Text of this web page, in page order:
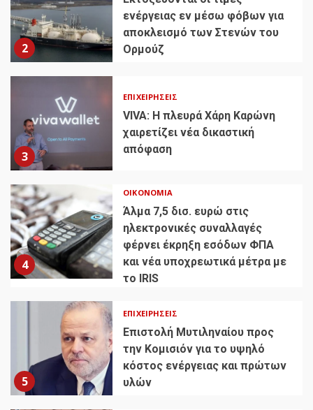
2
ενέργειας εν μέσω φόβων για
αποκλεισμό των Στενών του
Ορμούζ
3
ΕΠΙΧΕΙΡΉΣΕΙΣ
VIVA: Η πλευρά Χάρη Καρώνη
χαιρετίζει νέα δικαστική
απόφαση
4
ΟΙΚΟΝΟΜΊΑ
Άλμα 7,5 δισ. ευρώ στις
ηλεκτρονικές συναλλαγές
φέρνει έκρηξη εσόδων ΦΠΑ
και νέα υποχρεωτικά μέτρα με
το IRIS
5
ΕΠΙΧΕΙΡΉΣΕΙΣ
Επιστολή Μυτιληναίου προς
την Κομισιόν για το υψηλό
κόστος ενέργειας και πρώτων
υλών